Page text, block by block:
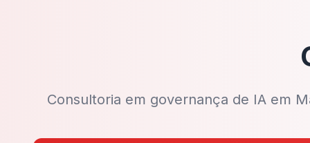
Consultoria em governança de IA em